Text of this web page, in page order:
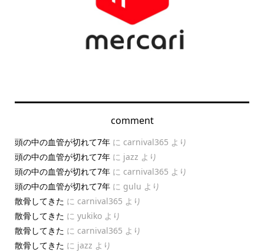
comment
頭の中の血管が切れて7年に carnival365 より
頭の中の血管が切れて7年に jazz より
頭の中の血管が切れて7年に carnival365 より
頭の中の血管が切れて7年に gulu より
散骨してきた に carnival365 より
散骨してきた に yukikoより
散骨してきた に carnival365 より
散骨してきた に jazz より